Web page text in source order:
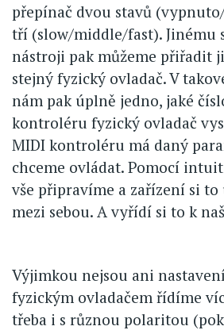
přepínač dvou stavů
tří (slow/middle/fast). Jinému
nástroji pak můžeme přiřadit
stejný fyzický ovladač. V
nám pak úplně jedno, jaké
kontroléru fyzický ovladač
MIDI kontroléru má daný
chceme ovládat. Pomocí
vše připravíme a zařízení si
mezi sebou. A vyřídí si to k
Výjimkou nejsou ani
fyzickým ovladačem řídíme
třeba i s různou polaritou